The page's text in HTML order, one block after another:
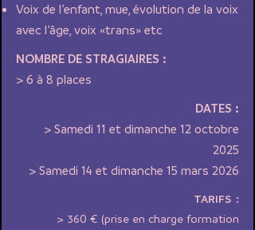
Voix de l’enfant, mue, évolution de la voix
avec l’âge, voix «trans» etc
NOMBRE DE STRAGIAIRES :
> 6 à 8 places
DATES :
> Samedi 11 et dimanche 12 octobre
2025
> Samedi 14 et dimanche 15 mars 2026
TARIFS :
> 360 € (prise en charge formation